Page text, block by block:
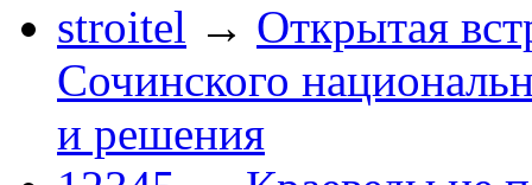
stroitel → Открытая
Сочинского
и решения